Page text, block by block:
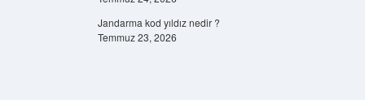
Jandarma kod yıldız nedir ?
Temmuz 23, 2026